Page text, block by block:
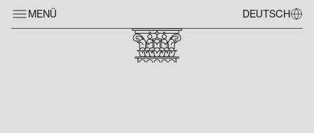
MENÜ DEUTSCH